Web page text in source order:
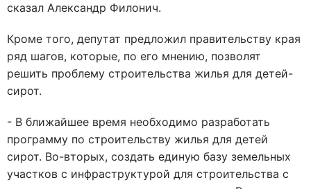
сказал Александр Филонич.
Кроме того, депутат предложил правительству края
ряд шагов, которые, по его мнению, позволят
решить проблему строительства жилья для детей-
сирот.
- В ближайшее время необходимо разработать
программу по строительству жилья для детей
сирот. Во-вторых, создать единую базу земельных
участков с инфраструктурой для строительства с